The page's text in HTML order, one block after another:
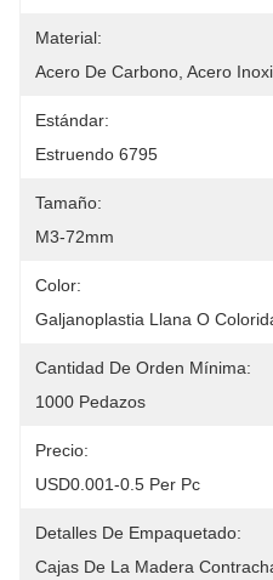
Material:
Acero De Carbono, Acero
Estándar:
Estruendo 6795
Tamaño:
M3-72mm
Color:
Galjanoplastia Llana O
Cantidad De Orden Mínima:
1000 Pedazos
Precio:
USD0.001-0.5 Per Pc
Detalles De Empaquetado:
Cajas De La Madera